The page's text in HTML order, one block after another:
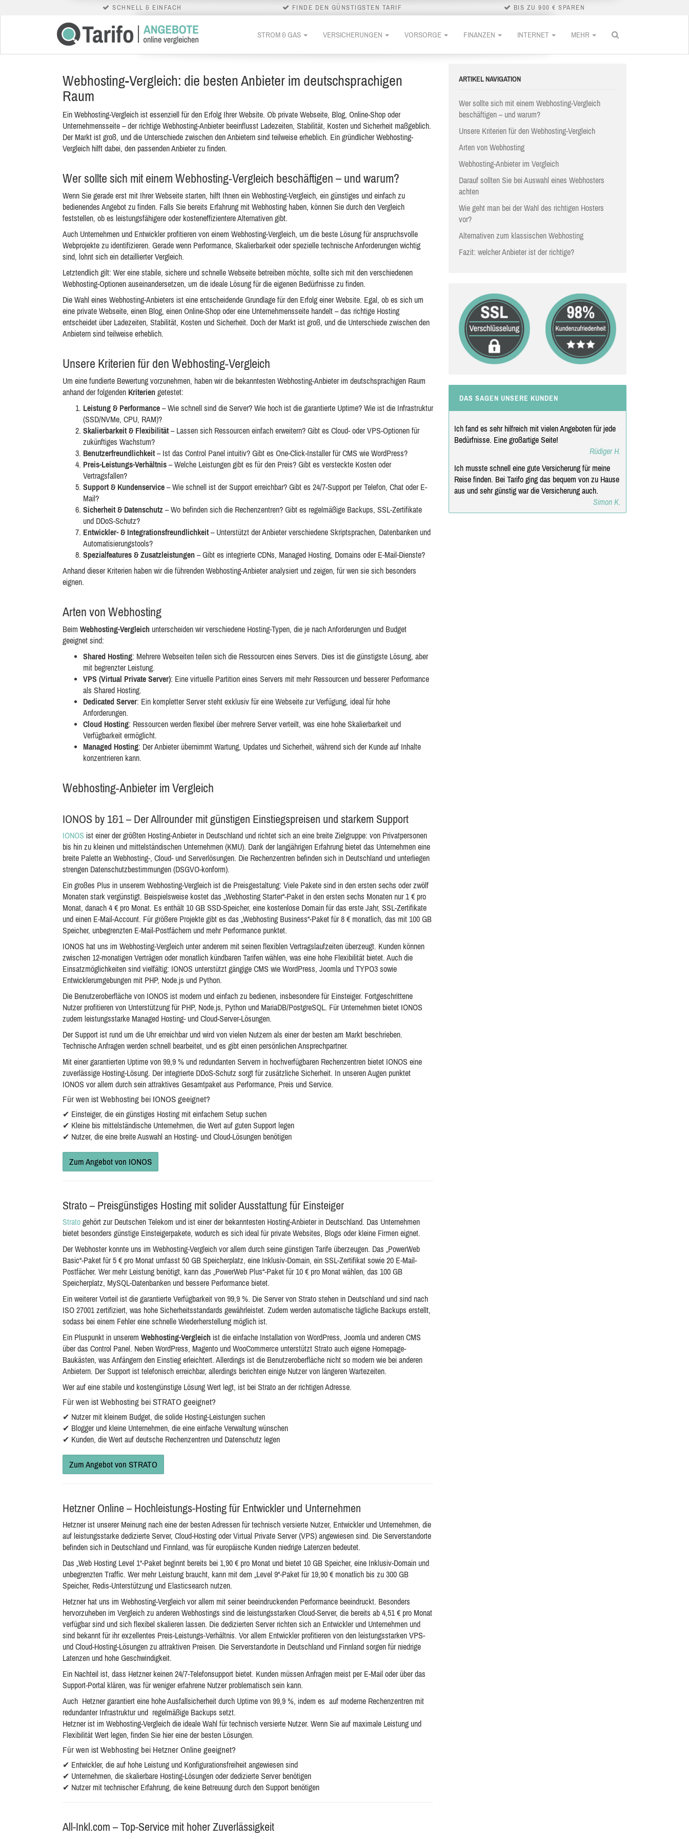
SCHNELL & EINFACH FINDE DEN GÜNSTIGSTEN TARIF BIS ZU 900 € SPAREN
STROM & GAS VERSICHERUNGEN VORSORGE FINANZEN INTERNET MEHR
Webhosting-Vergleich: die besten Anbieter im deutschsprachigen
Raum
Ein Webhosting-Vergleich ist essenziell für den Erfolg Ihrer Website. Ob private Webseite, Blog, Online-Shop oder
Unternehmensseite – der richtige Webhosting-Anbieter beeinflusst Ladezeiten, Stabilität, Kosten und Sicherheit maßgeblich.
Der Markt ist groß, und die Unterschiede zwischen den Anbietern sind teilweise erheblich. Ein gründlicher Webhosting-
Vergleich hilft dabei, den passenden Anbieter zu finden.
Wer sollte sich mit einem Webhosting-Vergleich beschäftigen – und warum?
Wenn Sie gerade erst mit Ihrer Webseite starten, hilft Ihnen ein Webhosting-Vergleich, ein günstiges und einfach zu
bedienendes Angebot zu finden. Falls Sie bereits Erfahrung mit Webhosting haben, können Sie durch den Vergleich
feststellen, ob es leistungsfähigere oder kosteneffizientere Alternativen gibt.
Auch Unternehmen und Entwickler profitieren von einem Webhosting-Vergleich, um die beste Lösung für anspruchsvolle
Webprojekte zu identifizieren. Gerade wenn Performance, Skalierbarkeit oder spezielle technische Anforderungen wichtig
sind, lohnt sich ein detaillierter Vergleich.
Letztendlich gilt: Wer eine stabile, sichere und schnelle Webseite betreiben möchte, sollte sich mit den verschiedenen
Webhosting-Optionen auseinandersetzen, um die ideale Lösung für die eigenen Bedürfnisse zu finden.
Die Wahl eines Webhosting-Anbieters ist eine entscheidende Grundlage für den Erfolg einer Website. Egal, ob es sich um
eine private Webseite, einen Blog, einen Online-Shop oder eine Unternehmensseite handelt – das richtige Hosting
entscheidet über Ladezeiten, Stabilität, Kosten und Sicherheit. Doch der Markt ist groß, und die Unterschiede zwischen den
Anbietern sind teilweise erheblich.
Unsere Kriterien für den Webhosting-Vergleich
Um eine fundierte Bewertung vorzunehmen, haben wir die bekanntesten Webhosting-Anbieter im deutschsprachigen Raum
anhand der folgenden Kriterien getestet:
Leistung & Performance – Wie schnell sind die Server? Wie hoch ist die garantierte Uptime? Wie ist die Infrastruktur
(SSD/NVMe, CPU, RAM)?
Skalierbarkeit & Flexibilität– Lassen sich Ressourcen einfach erweitern? Gibt es Cloud- oder VPS-Optionen für
zukünftiges Wachstum?
Benutzerfreundlichkeit– Ist das Control Panel intuitiv? Gibt es One-Click-Installer für CMS wie WordPress?
Preis-Leistungs-Verhältnis – Welche Leistungen gibt es für den Preis? Gibt es versteckte Kosten oder
Vertragsfallen?
Support & Kundenservice – Wie schnell ist der Support erreichbar? Gibt es 24/7-Support per Telefon, Chat oder E-
Mail?
Sicherheit & Datenschutz – Wo befinden sich die Rechenzentren? Gibt es regelmäßige Backups, SSL-Zertifikate
und DDoS-Schutz?
Entwickler- & Integrationsfreundlichkeit– Unterstützt der Anbieter verschiedene Skriptsprachen, Datenbanken und
Automatisierungstools?
Spezialfeatures & Zusatzleistungen – Gibt es integrierte CDNs, Managed Hosting, Domains oder E-Mail-Dienste?
Anhand dieser Kriterien haben wir die führenden Webhosting-Anbieter analysiert und zeigen, für wen sie sich besonders
eignen.
Arten von Webhosting
Beim Webhosting-Vergleich unterscheiden wir verschiedene Hosting-Typen, die je nach Anforderungen und Budget
geeignet sind:
Shared Hosting: Mehrere Webseiten teilen sich die Ressourcen eines Servers. Dies ist die günstigste Lösung, aber
mit begrenzter Leistung.
VPS (Virtual Private Server): Eine virtuelle Partition eines Servers mit mehr Ressourcen und besserer Performance
als Shared Hosting.
Dedicated Server: Ein kompletter Server steht exklusiv für eine Webseite zur Verfügung, ideal für hohe
Anforderungen.
Cloud Hosting: Ressourcen werden flexibel über mehrere Server verteilt, was eine hohe Skalierbarkeit und
Verfügbarkeit ermöglicht.
Managed Hosting: Der Anbieter übernimmt Wartung, Updates und Sicherheit, während sich der Kunde auf Inhalte
konzentrieren kann.
Webhosting-Anbieter im Vergleich
IONOS by 1&1 – Der Allrounder mit günstigen Einstiegspreisen und starkem Support
IONOS ist einer der größten Hosting-Anbieter in Deutschland und richtet sich an eine breite Zielgruppe: von Privatpersonen
bis hin zu kleinen und mittelständischen Unternehmen (KMU). Dank der langjährigen Erfahrung bietet das Unternehmen eine
breite Palette an Webhosting-, Cloud- und Serverlösungen. Die Rechenzentren befinden sich in Deutschland und unterliegen
strengen Datenschutzbestimmungen (DSGVO-konform).
Ein großes Plus in unserem Webhosting-Vergleich ist die Preisgestaltung: Viele Pakete sind in den ersten sechs oder zwölf
Monaten stark vergünstigt. Beispielsweise kostet das „Webhosting Starter“-Paket in den ersten sechs Monaten nur 1 € pro
Monat, danach 4 € pro Monat. Es enthält 10 GB SSD-Speicher, eine kostenlose Domain für das erste Jahr, SSL-Zertifikate
und einen E-Mail-Account. Für größere Projekte gibt es das „Webhosting Business“-Paket für 8 € monatlich, das mit 100 GB
Speicher, unbegrenzten E-Mail-Postfächern und mehr Performance punktet.
IONOS hat uns im Webhosting-Vergleich unter anderem mit seinen flexiblen Vertragslaufzeiten überzeugt. Kunden können
zwischen 12-monatigen Verträgen oder monatlich kündbaren Tarifen wählen, was eine hohe Flexibilität bietet. Auch die
Einsatzmöglichkeiten sind vielfältig: IONOS unterstützt gängige CMS wie WordPress, Joomla und TYPO3 sowie
Entwicklerumgebungen mit PHP, Node.js und Python.
Die Benutzeroberfläche von IONOS ist modern und einfach zu bedienen, insbesondere für Einsteiger. Fortgeschrittene
Nutzer profitieren von Unterstützung für PHP, Node.js, Python und MariaDB/PostgreSQL. Für Unternehmen bietet IONOS
zudem leistungsstarke Managed Hosting- und Cloud-Server-Lösungen.
Der Support ist rund um die Uhr erreichbar und wird von vielen Nutzern als einer der besten am Markt beschrieben.
Technische Anfragen werden schnell bearbeitet, und es gibt einen persönlichen Ansprechpartner.
Mit einer garantierten Uptime von 99,9 % und redundanten Servern in hochverfügbaren Rechenzentren bietet IONOS eine
zuverlässige Hosting-Lösung. Der integrierte DDoS-Schutz sorgt für zusätzliche Sicherheit. In unseren Augen punktet
IONOS vor allem durch sein attraktives Gesamtpaket aus Performance, Preis und Service.
Für wen ist Webhosting bei IONOS geeignet?
✔ Einsteiger, die ein günstiges Hosting mit einfachem Setup suchen
✔ Kleine bis mittelständische Unternehmen, die Wert auf guten Support legen
✔ Nutzer, die eine breite Auswahl an Hosting- und Cloud-Lösungen benötigen
Zum Angebot von IONOS
Strato – Preisgünstiges Hosting mit solider Ausstattung für Einsteiger
Strato gehört zur Deutschen Telekom und ist einer der bekanntesten Hosting-Anbieter in Deutschland. Das Unternehmen
bietet besonders günstige Einsteigerpakete, wodurch es sich ideal für private Websites, Blogs oder kleine Firmen eignet.
Der Webhoster konnte uns im Webhosting-Vergleich vor allem durch seine günstigen Tarife überzeugen. Das „PowerWeb
Basic“-Paket für 5 € pro Monat umfasst 50 GB Speicherplatz, eine Inklusiv-Domain, ein SSL-Zertifikat sowie 20 E-Mail-
Postfächer. Wer mehr Leistung benötigt, kann das „PowerWeb Plus“-Paket für 10 € pro Monat wählen, das 100 GB
Speicherplatz, MySQL-Datenbanken und bessere Performance bietet.
Ein weiterer Vorteil ist die garantierte Verfügbarkeit von 99,9 %. Die Server von Strato stehen in Deutschland und sind nach
ISO 27001 zertifiziert, was hohe Sicherheitsstandards gewährleistet. Zudem werden automatische tägliche Backups erstellt,
sodass bei einem Fehler eine schnelle Wiederherstellung möglich ist.
Ein Pluspunkt in unserem Webhosting-Vergleich ist die einfache Installation von WordPress, Joomla und anderen CMS
über das Control Panel. Neben WordPress, Magento und WooCommerce unterstützt Strato auch eigene Homepage-
Baukästen, was Anfängern den Einstieg erleichtert. Allerdings ist die Benutzeroberfläche nicht so modern wie bei anderen
Anbietern. Der Support ist telefonisch erreichbar, allerdings berichten einige Nutzer von längeren Wartezeiten.
Wer auf eine stabile und kostengünstige Lösung Wert legt, ist bei Strato an der richtigen Adresse.
Für wen ist Webhosting bei STRATO geeignet?
✔ Nutzer mit kleinem Budget, die solide Hosting-Leistungen suchen
✔ Blogger und kleine Unternehmen, die eine einfache Verwaltung wünschen
✔ Kunden, die Wert auf deutsche Rechenzentren und Datenschutz legen
Zum Angebot von STRATO
Hetzner Online – Hochleistungs-Hosting für Entwickler und Unternehmen
Hetzner ist unserer Meinung nach eine der besten Adressen für technisch versierte Nutzer, Entwickler und Unternehmen, die
auf leistungsstarke dedizierte Server, Cloud-Hosting oder Virtual Private Server (VPS) angewiesen sind. Die Serverstandorte
befinden sich in Deutschland und Finnland, was für europäische Kunden niedrige Latenzen bedeutet.
Das „Web Hosting Level 1“-Paket beginnt bereits bei 1,90 € pro Monat und bietet 10 GB Speicher, eine Inklusiv-Domain und
unbegrenzten Traffic. Wer mehr Leistung braucht, kann mit dem „Level 9“-Paket für 19,90 € monatlich bis zu 300 GB
Speicher, Redis-Unterstützung und Elasticsearch nutzen.
Hetzner hat uns im Webhosting-Vergleich vor allem mit seiner beeindruckenden Performance beeindruckt. Besonders
hervorzuheben im Vergleich zu anderen Webhostings sind die leistungsstarken Cloud-Server, die bereits ab 4,51 € pro Monat
verfügbar sind und sich flexibel skalieren lassen. Die dedizierten Server richten sich an Entwickler und Unternehmen und
sind bekannt für ihr exzellentes Preis-Leistungs-Verhältnis. Vor allem Entwickler profitieren von den leistungsstarken VPS-
und Cloud-Hosting-Lösungen zu attraktiven Preisen. Die Serverstandorte in Deutschland und Finnland sorgen für niedrige
Latenzen und hohe Geschwindigkeit.
Ein Nachteil ist, dass Hetzner keinen 24/7-Telefonsupport bietet. Kunden müssen Anfragen meist per E-Mail oder über das
Support-Portal klären, was für weniger erfahrene Nutzer problematisch sein kann.
Auch Hetzner garantiert eine hohe Ausfallsicherheit durch Uptime von 99,9 %, indem es auf moderne Rechenzentren mit
redundanter Infrastruktur und regelmäßige Backups setzt.
Hetzner ist im Webhosting-Vergleich die ideale Wahl für technisch versierte Nutzer. Wenn Sie auf maximale Leistung und
Flexibilität Wert legen, finden Sie hier eine der besten Lösungen.
Für wen ist Webhosting bei Hetzner Online geeignet?
✔ Entwickler, die auf hohe Leistung und Konfigurationsfreiheit angewiesen sind
✔ Unternehmen, die skalierbare Hosting-Lösungen oder dedizierte Server benötigen
✔ Nutzer mit technischer Erfahrung, die keine Betreuung durch den Support benötigen
All-Inkl.com – Top-Service mit hoher Zuverlässigkeit
ARTIKEL NAVIGATION
Wer sollte sich mit einem Webhosting-Vergleich
beschäftigen – und warum?
Unsere Kriterien für den Webhosting-Vergleich
Arten von Webhosting
Webhosting-Anbieter im Vergleich
Darauf sollten Sie bei Auswahl eines Webhosters
achten
Wie geht man bei der Wahl des richtigen Hosters
vor?
Alternativen zum klassischen Webhosting
Fazit: welcher Anbieter ist der richtige?
DAS SAGEN UNSERE KUNDEN
Ich fand es sehr hilfreich mit vielen Angeboten für jede
Bedürfnisse. Eine großartige Seite!
Rüdiger H.
Ich musste schnell eine gute Versicherung für meine
Reise finden. Bei Tarifo ging das bequem von zu Hause
aus und sehr günstig war die Versicherung auch.
Simon K.